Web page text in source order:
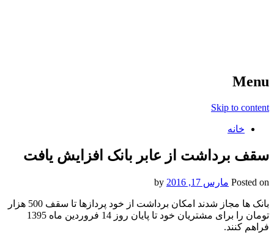
Menu
Skip to content
خانه
سقف برداشت از عابر بانک افزایش یافت
Posted on مارس 17, 2016
بانک ها مجاز شدند امکان برداشت از خود پردازها تا سقف 500 هزار
تومان را برای مشتریان خود تا پایان روز 14 فروردین ماه 1395
فراهم کنند.